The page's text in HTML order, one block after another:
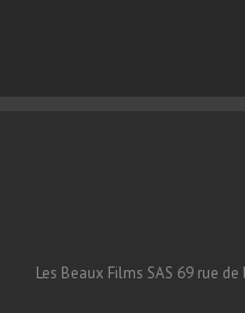
Les Beaux Films SAS 69 rue